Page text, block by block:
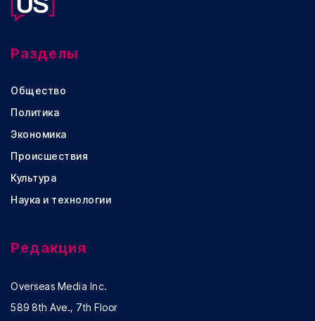
Разделы
Общество
Политика
Экономика
Происшествия
Культура
Наука и технологии
Редакция
Overseas Media Inc.
589 8th Ave., 7th Floor